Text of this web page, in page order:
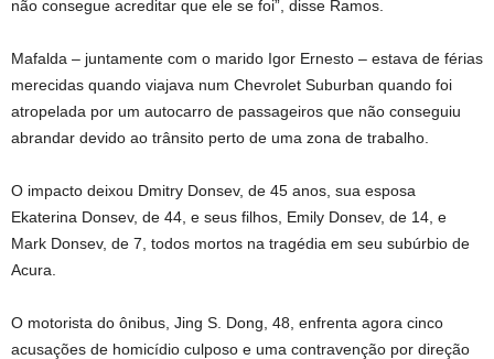
não consegue acreditar que ele se foi”, disse Ramos.
Mafalda – juntamente com o marido Igor Ernesto – estava de férias
merecidas quando viajava num Chevrolet Suburban quando foi
atropelada por um autocarro de passageiros que não conseguiu
abrandar devido ao trânsito perto de uma zona de trabalho.
O impacto deixou Dmitry Donsev, de 45 anos, sua esposa
Ekaterina Donsev, de 44, e seus filhos, Emily Donsev, de 14, e
Mark Donsev, de 7, todos mortos na tragédia em seu subúrbio de
Acura.
O motorista do ônibus, Jing S. Dong, 48, enfrenta agora cinco
acusações de homicídio culposo e uma contravenção por direção